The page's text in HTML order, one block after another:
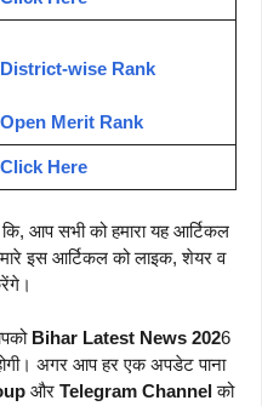
District-wise Rank
Open Merit Rank
Click Here
आप सभी को हमारा यह आर्टिकल
इस आर्टिकल को लाइक, शेयर व
Bihar Latest News 2026
अगर आप हर एक अपडेट पाना
और Telegram Channelको